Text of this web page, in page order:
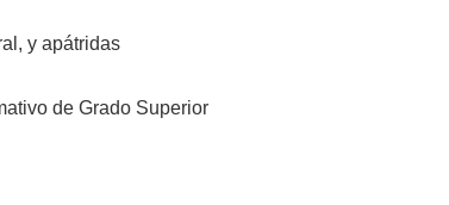
y apátridas
de Grado Superior